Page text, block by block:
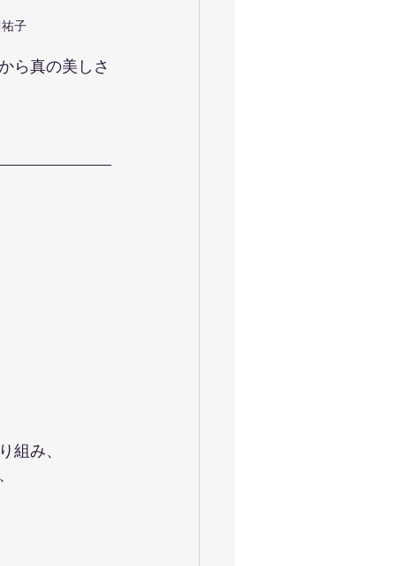
子
ら真の美しさ
組み、